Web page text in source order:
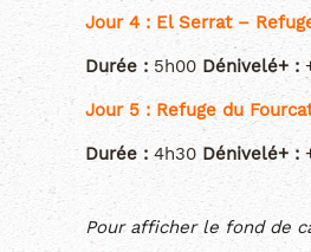
Jour 4 : El Serrat –
Durée : 5h00 Dénivelé+ :
Jour 5 : Refuge du
Durée : 4h30 Dénivelé+ :
Pour afficher le fond de